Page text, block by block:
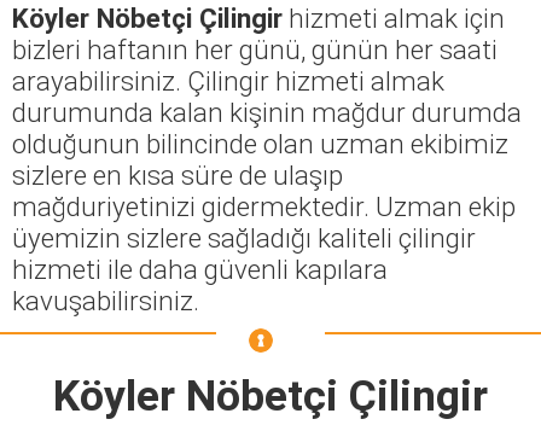
Köyler Nöbetçi Çilingir hizmeti almak için
bizleri haftanın her günü, günün her saati
arayabilirsiniz. Çilingir hizmeti almak
durumunda kalan kişinin mağdur durumda
olduğunun bilincinde olan uzman ekibimiz
sizlere en kısa süre de ulaşıp
mağduriyetinizi gidermektedir. Uzman ekip
üyemizin sizlere sağladığı kaliteli çilingir
hizmeti ile daha güvenli kapılara
kavuşabilirsiniz.
Köyler Nöbetçi Çilingir